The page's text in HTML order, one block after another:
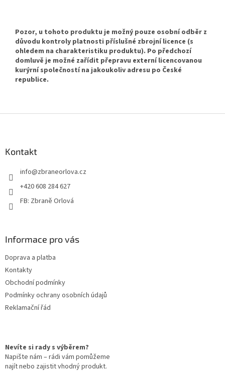
Pozor, u tohoto produktu je možný pouze osobní odběr z
důvodu kontroly platnosti příslušné zbrojní licence (s
ohledem na charakteristiku produktu). Po předchozí
domluvě je možné zařídit přepravu externí licencovanou
kurýrní společností na jakoukoliv adresu po České
republice.
Kontakt
info@zbraneorlova.cz
+420 608 284 627
FB: Zbraně Orlová
Informace pro vás
Doprava a platba
Kontakty
Obchodní podmínky
Podmínky ochrany osobních údajů
Reklamační řád
Nevíte si rady s výběrem?
Napište nám – rádi vám pomůžeme
najít nebo zajistit vhodný produkt.